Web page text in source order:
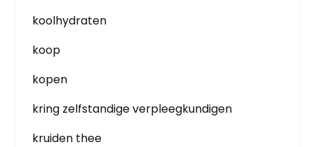
koolhydraten
koop
kopen
kring zelfstandige verpleegkundigen
kruiden thee